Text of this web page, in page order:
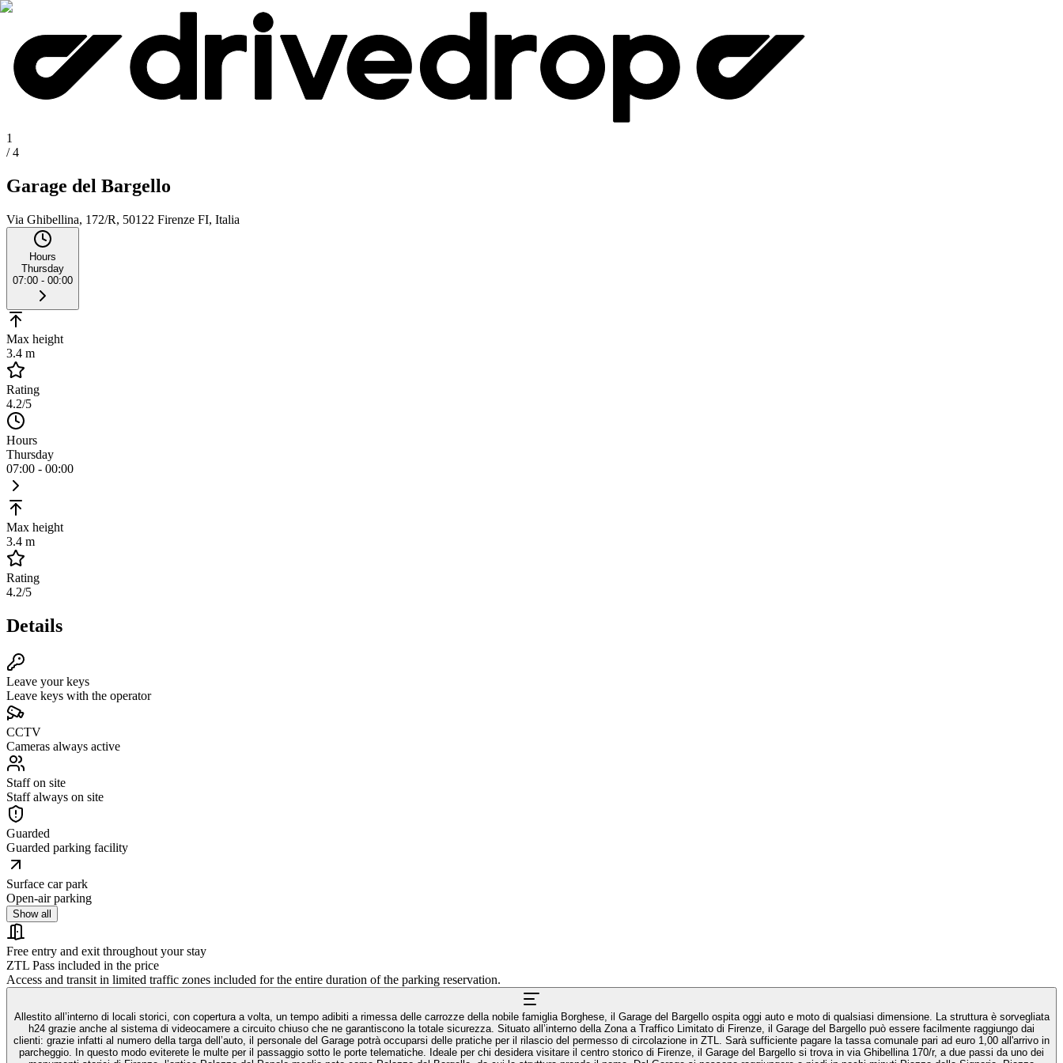
1
/4
Garage del Bargello
Via Ghibellina, 172/R, 50122 Firenze FI, Italia
Hours
Thursday
07:00 - 00:00
Max height
3.4 m
Rating
4.2/5
Hours
Thursday
07:00 - 00:00
Max height
3.4 m
Rating
4.2/5
Details
Leave your keys
Leave keys with the operator
CCTV
Cameras always active
Staff on site
Staff always on site
Guarded
Guarded parking facility
Surface car park
Open-air parking
Show all
Free entry and exit throughout your stay
ZTL Pass included in the price
Access and transit in limited traffic zones included for the entire duration of the parking reservation.
Allestito all’interno di locali storici, con copertura a volta, un tempo adibiti a rimessa delle carrozze della nobile famiglia Borghese, il Garage del Bargello ospita oggi auto e moto di qualsiasi dimensione. La struttura è sorvegliata
h24 grazie anche al sistema di videocamere a circuito chiuso che ne garantiscono la totale sicurezza. Situato all’interno della Zona a Traffico Limitato di Firenze, il Garage del Bargello può essere facilmente raggiungo dai
clienti: grazie infatti al numero della targa dell’auto, il personale del Garage potrà occuparsi delle pratiche per il rilascio del permesso di circolazione in ZTL. Sarà sufficiente pagare la tassa comunale pari ad euro 1,00 all'arrivo in
parcheggio. In questo modo eviterete le multe per il passaggio sotto le porte telematiche. Ideale per chi desidera visitare il centro storico di Firenze, il Garage del Bargello si trova in via Ghibellina 170/r, a due passi da uno dei